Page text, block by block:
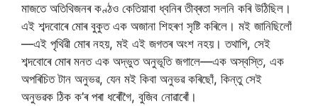
মাজতে অতিথিজনৰ কণ্ঠও কেতিয়াবা ধ্বনিৰ তীব্ৰতা সলনি কৰি উঠিছিল।
এই শব্দবোৰে মোৰ বুকুত এক অজানা শিহৰণ সৃষ্টি কৰিলে। মই জানিছিলোঁ
—এই পৃথিৱী মোৰ নহয়, মই এই জগতৰ অংশ নহয়। তথাপি, সেই
শব্দবোৰে মোৰ মনত এক অদ্ভুত অনুভূতি জগালে—এক অস্বস্তি, এক
অপৰিচিত টান অনুভৱ, যেন মই কিবা অনুভৱ কৰিছোঁ, কিন্তু সেই
অনুভৱক ঠিক ক’ৰ পৰা ধৰোঁগৈ, বুজিব নোৱাৰোঁ।